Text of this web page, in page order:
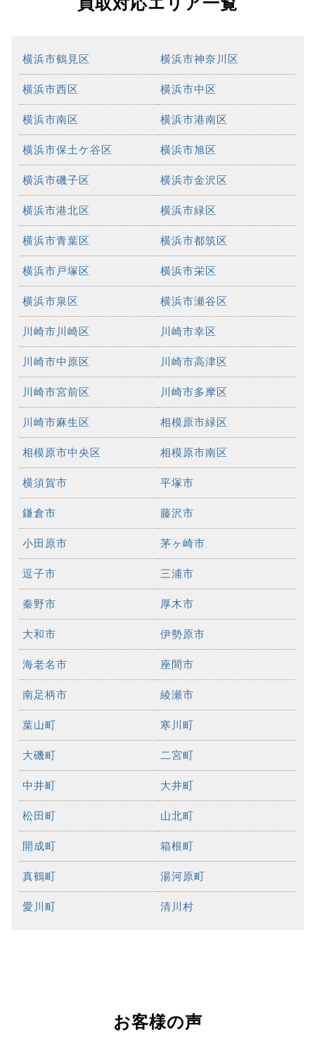
横浜市鶴見区 横浜市神奈川区
横浜市西区 横浜市中区
横浜市南区 横浜市港南区
横浜市保土ケ谷区 横浜市旭区
横浜市磯子区 横浜市金沢区
横浜市港北区 横浜市緑区
横浜市青葉区 横浜市都筑区
横浜市戸塚区 横浜市栄区
横浜市泉区 横浜市瀬谷区
川崎市川崎区 川崎市幸区
川崎市中原区 川崎市高津区
川崎市宮前区 川崎市多摩区
川崎市麻生区 相模原市緑区
相模原市中央区 相模原市南区
横須賀市 平塚市
鎌倉市 藤沢市
小田原市 茅ヶ崎市
逗子市 三浦市
秦野市 厚木市
大和市 伊勢原市
海老名市 座間市
南足柄市 綾瀬市
葉山町 寒川町
大磯町 二宮町
中井町 大井町
松田町 山北町
開成町 箱根町
真鶴町 湯河原町
愛川町 清川村
お客様の声